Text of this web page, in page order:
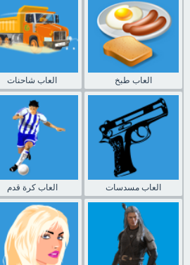
العاب شاحنات العاب طبخ
العاب كرة قدم العاب مسدسات